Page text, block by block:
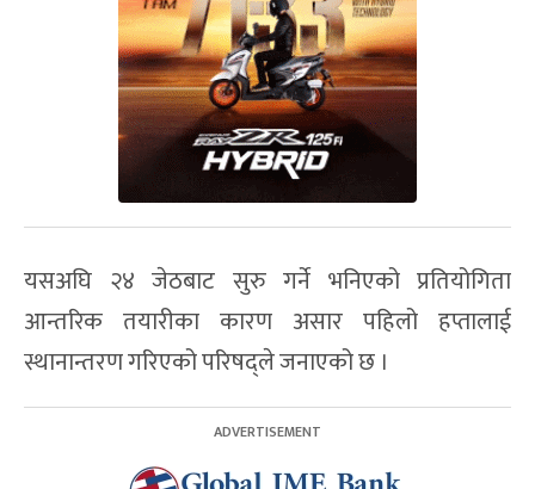
यसअघि २४ जेठबाट सुरु गर्ने भनिएको प्रतियोगिता
आन्तरिक तयारीका कारण असार पहिलो हप्तालाई
स्थानान्तरण गरिएको परिषद्ले जनाएको छ ।